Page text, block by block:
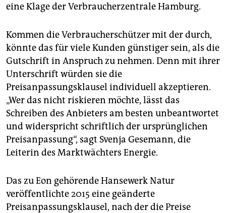
eine Klage der Verbraucherzentrale Hamburg.
Kommen die Verbraucherschützer mit der durch,
könnte das für viele Kunden günstiger sein, als die
Gutschrift in Anspruch zu nehmen. Denn mit ihrer
Unterschrift würden sie die
Preisanpassungsklausel individuell akzeptieren.
„Wer das nicht riskieren möchte, lässt das
Schreiben des Anbieters am besten unbeantwortet
und widerspricht schriftlich der ursprünglichen
Preisanpassung“, sagt Svenja Gesemann, die
Leiterin des Marktwächters Energie.
Das zu Eon gehörende Hansewerk Natur
veröffentlichte 2015 eine geänderte
Preisanpassungsklausel, nach der die Preise